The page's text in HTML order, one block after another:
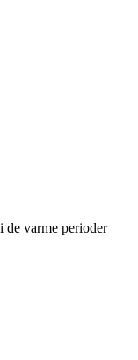
de varme perioder